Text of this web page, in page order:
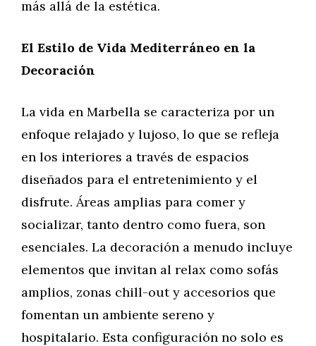
más allá de la estética.
El Estilo de Vida Mediterráneo en la
Decoración
La vida en Marbella se caracteriza por un
enfoque relajado y lujoso, lo que se refleja
en los interiores a través de espacios
diseñados para el entretenimiento y el
disfrute. Áreas amplias para comer y
socializar, tanto dentro como fuera, son
esenciales. La decoración a menudo incluye
elementos que invitan al relax como sofás
amplios, zonas chill-out y accesorios que
fomentan un ambiente sereno y
hospitalario. Esta configuración no solo es